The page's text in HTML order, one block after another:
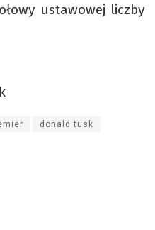
ustawowej liczby
donald tusk